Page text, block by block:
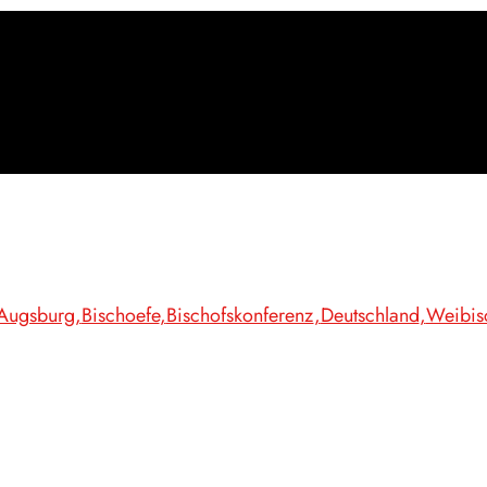
Bischoefe Bischofskonferenz Deutschland